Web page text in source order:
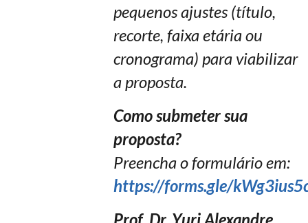
pequenos ajustes (título,
recorte, faixa etária ou
cronograma) para viabilizar
a proposta.
Como submeter sua
proposta?
Preencha o formulário em:
https://forms.gle/